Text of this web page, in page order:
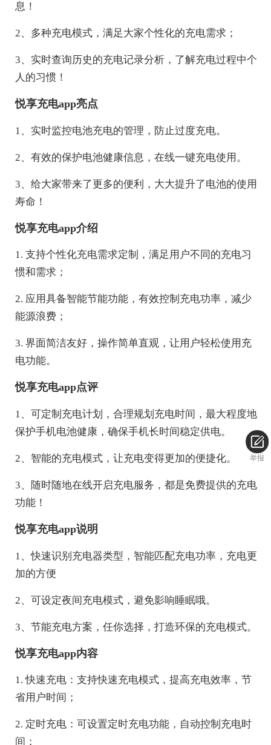
息！
2、多种充电模式，满足大家个性化的充电需求；
3、实时查询历史的充电记录分析，了解充电过程中个
人的习惯！
悦享充电app亮点
1、实时监控电池充电的管理，防止过度充电。
2、有效的保护电池健康信息，在线一键充电使用。
3、给大家带来了更多的便利，大大提升了电池的使用
寿命！
悦享充电app介绍
1. 支持个性化充电需求定制，满足用户不同的充电习
惯和需求；
2. 应用具备智能节能功能，有效控制充电功率，减少
能源浪费；
3. 界面简洁友好，操作简单直观，让用户轻松使用充
电功能。
悦享充电app点评
1、可定制充电计划，合理规划充电时间，最大程度地
保护手机电池健康，确保手机长时间稳定供电。
2、智能的充电模式，让充电变得更加的便捷化。
3、随时随地在线开启充电服务，都是免费提供的充电
功能！
悦享充电app说明
1、快速识别充电器类型，智能匹配充电功率，充电更
加的方便
2、可设定夜间充电模式，避免影响睡眠哦。
3、节能充电方案，任你选择，打造环保的充电模式。
悦享充电app内容
1. 快速充电：支持快速充电模式，提高充电效率，节
省用户时间；
2. 定时充电：可设置定时充电功能，自动控制充电时
间；
举报